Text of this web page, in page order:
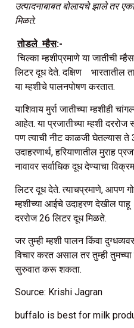
उत्पादनाबाबत बोलायचे झाले तर एका
मिळते.
तोडले म्हैस:-
चिल्का म्हशीप्रमाणे या जातीची
लिटर दूध देते. दक्षिण भारतातील
या म्हशीचे पालनपोषण करतात.
याशिवाय मुर्रा जातीच्या म्हशीही
आहेत. या प्रजातीच्या म्हशी
पण त्याची नीट काळजी घेतल्यास
उदाहरणार्थ, हरियाणातील मुराह
नावावर सर्वाधिक दूध देण्याचा
लिटर दूध देते. त्याचप्रमाणे, आपण
म्हशीच्या आईचे उदाहरण देखील
दररोज 26 लिटर दूध मिळते.
जर तुम्ही म्हशी पालन किंवा
विचार करत असाल तर तुम्ही तुमच्या
सुरुवात करू शकता.
Source: Krishi Jagran
buffalo is best for milk